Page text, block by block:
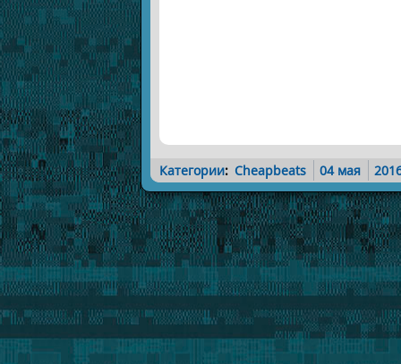
Категории: Cheapbeats 04 мая